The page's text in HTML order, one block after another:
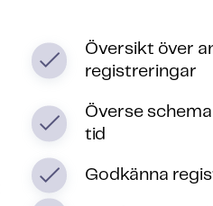
Översikt över
registreringar
Överse
tid
Godkänna